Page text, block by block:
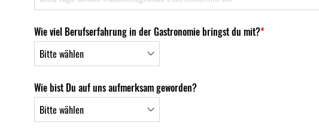
Wie viel Berufserfahrung in der Gastronomie bringst du mit?*
Wie bist Du auf uns aufmerksam geworden?